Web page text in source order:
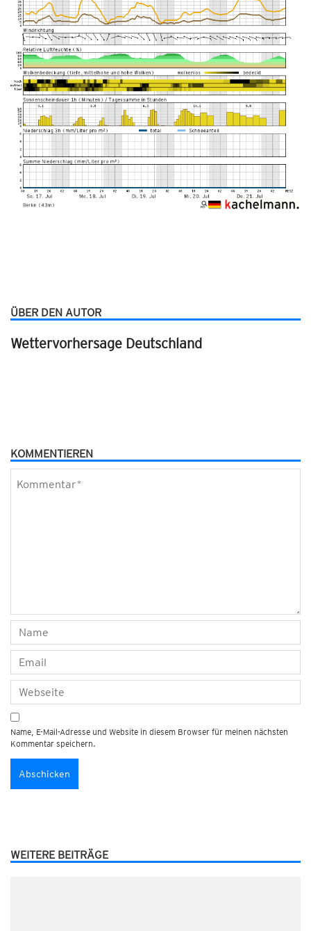
ÜBER DEN AUTOR
Wettervorhersage Deutschland
KOMMENTIEREN
Name, E-Mail-Adresse und Website in diesem Browser für meinen nächsten
Kommentar speichern.
WEITERE BEITRÄGE